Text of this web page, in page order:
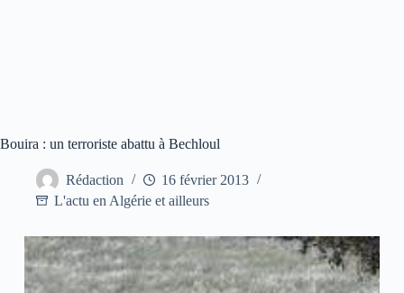
Bouira : un terroriste abattu à Bechloul
Rédaction
16 février 2013
L'actu en Algérie et ailleurs